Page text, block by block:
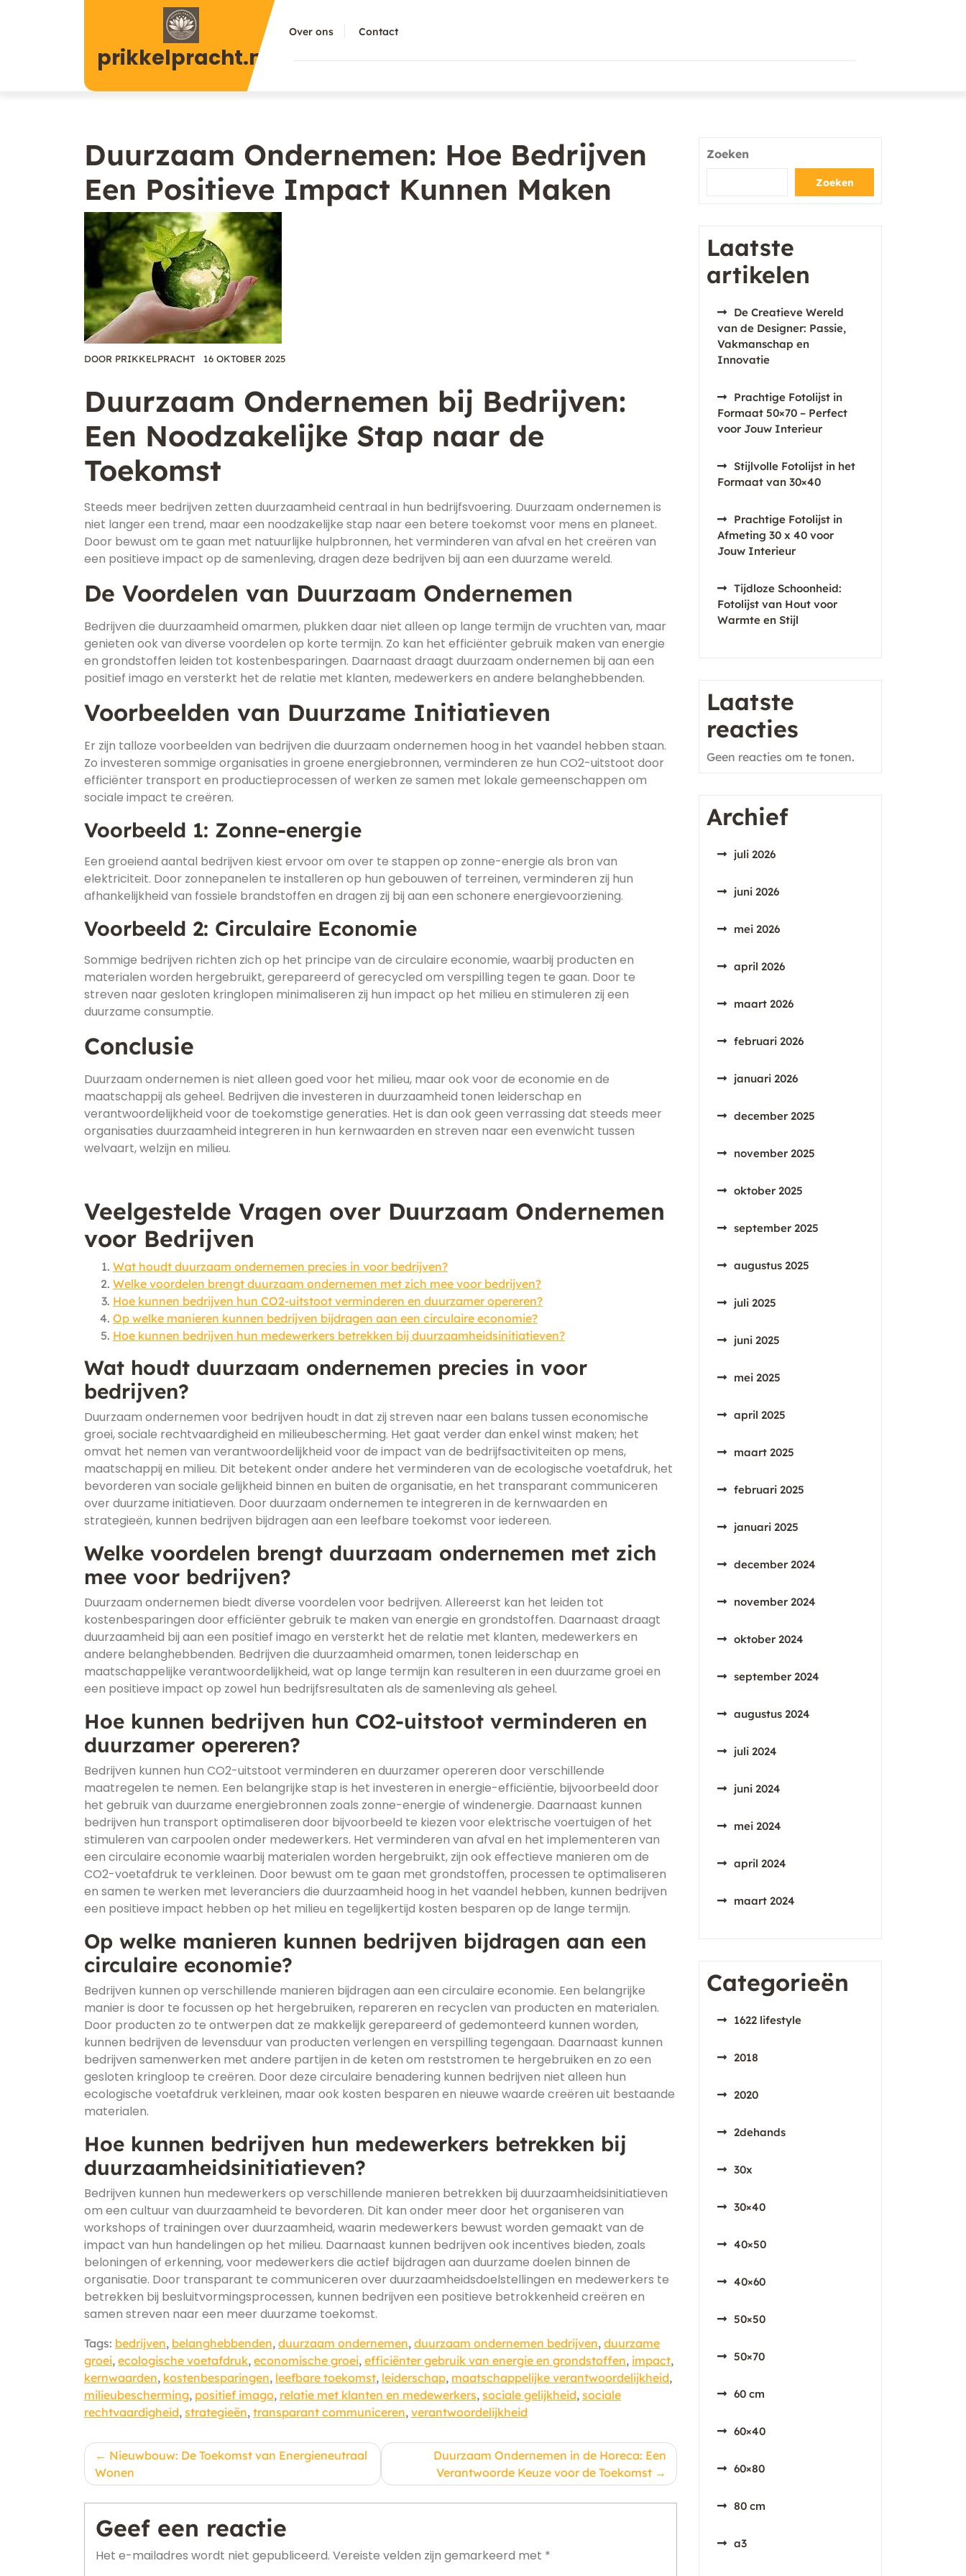
prikkelpracht.nl
Over ons Contact
Duurzaam Ondernemen: Hoe Bedrijven
Een Positieve Impact Kunnen Maken
DOOR PRIKKELPRACHT 16 OKTOBER 2025
Duurzaam Ondernemen bij Bedrijven:
Een Noodzakelijke Stap naar de
Toekomst
Steeds meer bedrijven zetten duurzaamheid centraal in hun bedrijfsvoering. Duurzaam ondernemen is
niet langer een trend, maar een noodzakelijke stap naar een betere toekomst voor mens en planeet.
Door bewust om te gaan met natuurlijke hulpbronnen, het verminderen van afval en het creëren van
een positieve impact op de samenleving, dragen deze bedrijven bij aan een duurzame wereld.
De Voordelen van Duurzaam Ondernemen
Bedrijven die duurzaamheid omarmen, plukken daar niet alleen op lange termijn de vruchten van, maar
genieten ook van diverse voordelen op korte termijn. Zo kan het efficiënter gebruik maken van energie
en grondstoffen leiden tot kostenbesparingen. Daarnaast draagt duurzaam ondernemen bij aan een
positief imago en versterkt het de relatie met klanten, medewerkers en andere belanghebbenden.
Voorbeelden van Duurzame Initiatieven
Er zijn talloze voorbeelden van bedrijven die duurzaam ondernemen hoog in het vaandel hebben staan.
Zo investeren sommige organisaties in groene energiebronnen, verminderen ze hun CO2-uitstoot door
efficiënter transport en productieprocessen of werken ze samen met lokale gemeenschappen om
sociale impact te creëren.
Voorbeeld 1: Zonne-energie
Een groeiend aantal bedrijven kiest ervoor om over te stappen op zonne-energie als bron van
elektriciteit. Door zonnepanelen te installeren op hun gebouwen of terreinen, verminderen zij hun
afhankelijkheid van fossiele brandstoffen en dragen zij bij aan een schonere energievoorziening.
Voorbeeld 2: Circulaire Economie
Sommige bedrijven richten zich op het principe van de circulaire economie, waarbij producten en
materialen worden hergebruikt, gerepareerd of gerecycled om verspilling tegen te gaan. Door te
streven naar gesloten kringlopen minimaliseren zij hun impact op het milieu en stimuleren zij een
duurzame consumptie.
Conclusie
Duurzaam ondernemen is niet alleen goed voor het milieu, maar ook voor de economie en de
maatschappij als geheel. Bedrijven die investeren in duurzaamheid tonen leiderschap en
verantwoordelijkheid voor de toekomstige generaties. Het is dan ook geen verrassing dat steeds meer
organisaties duurzaamheid integreren in hun kernwaarden en streven naar een evenwicht tussen
welvaart, welzijn en milieu.
Veelgestelde Vragen over Duurzaam Ondernemen
voor Bedrijven
Wat houdt duurzaam ondernemen precies in voor bedrijven?
Welke voordelen brengt duurzaam ondernemen met zich mee voor bedrijven?
Hoe kunnen bedrijven hun CO2-uitstoot verminderen en duurzamer opereren?
Op welke manieren kunnen bedrijven bijdragen aan een circulaire economie?
Hoe kunnen bedrijven hun medewerkers betrekken bij duurzaamheidsinitiatieven?
Wat houdt duurzaam ondernemen precies in voor
bedrijven?
Duurzaam ondernemen voor bedrijven houdt in dat zij streven naar een balans tussen economische
groei, sociale rechtvaardigheid en milieubescherming. Het gaat verder dan enkel winst maken; het
omvat het nemen van verantwoordelijkheid voor de impact van de bedrijfsactiviteiten op mens,
maatschappij en milieu. Dit betekent onder andere het verminderen van de ecologische voetafdruk, het
bevorderen van sociale gelijkheid binnen en buiten de organisatie, en het transparant communiceren
over duurzame initiatieven. Door duurzaam ondernemen te integreren in de kernwaarden en
strategieën, kunnen bedrijven bijdragen aan een leefbare toekomst voor iedereen.
Welke voordelen brengt duurzaam ondernemen met zich
mee voor bedrijven?
Duurzaam ondernemen biedt diverse voordelen voor bedrijven. Allereerst kan het leiden tot
kostenbesparingen door efficiënter gebruik te maken van energie en grondstoffen. Daarnaast draagt
duurzaamheid bij aan een positief imago en versterkt het de relatie met klanten, medewerkers en
andere belanghebbenden. Bedrijven die duurzaamheid omarmen, tonen leiderschap en
maatschappelijke verantwoordelijkheid, wat op lange termijn kan resulteren in een duurzame groei en
een positieve impact op zowel hun bedrijfsresultaten als de samenleving als geheel.
Hoe kunnen bedrijven hun CO2-uitstoot verminderen en
duurzamer opereren?
Bedrijven kunnen hun CO2-uitstoot verminderen en duurzamer opereren door verschillende
maatregelen te nemen. Een belangrijke stap is het investeren in energie-efficiëntie, bijvoorbeeld door
het gebruik van duurzame energiebronnen zoals zonne-energie of windenergie. Daarnaast kunnen
bedrijven hun transport optimaliseren door bijvoorbeeld te kiezen voor elektrische voertuigen of het
stimuleren van carpoolen onder medewerkers. Het verminderen van afval en het implementeren van
een circulaire economie waarbij materialen worden hergebruikt, zijn ook effectieve manieren om de
CO2-voetafdruk te verkleinen. Door bewust om te gaan met grondstoffen, processen te optimaliseren
en samen te werken met leveranciers die duurzaamheid hoog in het vaandel hebben, kunnen bedrijven
een positieve impact hebben op het milieu en tegelijkertijd kosten besparen op de lange termijn.
Op welke manieren kunnen bedrijven bijdragen aan een
circulaire economie?
Bedrijven kunnen op verschillende manieren bijdragen aan een circulaire economie. Een belangrijke
manier is door te focussen op het hergebruiken, repareren en recyclen van producten en materialen.
Door producten zo te ontwerpen dat ze makkelijk gerepareerd of gedemonteerd kunnen worden,
kunnen bedrijven de levensduur van producten verlengen en verspilling tegengaan. Daarnaast kunnen
bedrijven samenwerken met andere partijen in de keten om reststromen te hergebruiken en zo een
gesloten kringloop te creëren. Door deze circulaire benadering kunnen bedrijven niet alleen hun
ecologische voetafdruk verkleinen, maar ook kosten besparen en nieuwe waarde creëren uit bestaande
materialen.
Hoe kunnen bedrijven hun medewerkers betrekken bij
duurzaamheidsinitiatieven?
Bedrijven kunnen hun medewerkers op verschillende manieren betrekken bij duurzaamheidsinitiatieven
om een cultuur van duurzaamheid te bevorderen. Dit kan onder meer door het organiseren van
workshops of trainingen over duurzaamheid, waarin medewerkers bewust worden gemaakt van de
impact van hun handelingen op het milieu. Daarnaast kunnen bedrijven ook incentives bieden, zoals
beloningen of erkenning, voor medewerkers die actief bijdragen aan duurzame doelen binnen de
organisatie. Door transparant te communiceren over duurzaamheidsdoelstellingen en medewerkers te
betrekken bij besluitvormingsprocessen, kunnen bedrijven een positieve betrokkenheid creëren en
samen streven naar een meer duurzame toekomst.
Tags: bedrijven, belanghebbenden, duurzaam ondernemen, duurzaam ondernemen bedrijven, duurzame
groei, ecologische voetafdruk, economische groei, efficiënter gebruik van energie en grondstoffen, impact,
kernwaarden, kostenbesparingen, leefbare toekomst, leiderschap, maatschappelijke verantwoordelijkheid,
milieubescherming, positief imago, relatie met klanten en medewerkers, sociale gelijkheid, sociale
rechtvaardigheid, strategieën, transparant communiceren, verantwoordelijkheid
Berichtnavigatie
Nieuwbouw: De Toekomst van Energieneutraal
Wonen
Duurzaam Ondernemen in de Horeca: Een
Verantwoorde Keuze voor de Toekomst
Geef een reactie
Het e-mailadres wordt niet gepubliceerd. Vereiste velden zijn gemarkeerd met *
Zoeken
Zoeken
Laatste
artikelen
De Creatieve Wereld
van de Designer: Passie,
Vakmanschap en
Innovatie
Prachtige Fotolijst in
Formaat 50×70 – Perfect
voor Jouw Interieur
Stijlvolle Fotolijst in het
Formaat van 30×40
Prachtige Fotolijst in
Afmeting 30 x 40 voor
Jouw Interieur
Tijdloze Schoonheid:
Fotolijst van Hout voor
Warmte en Stijl
Laatste
reacties
Geen reacties om te tonen.
Archief
juli 2026
juni 2026
mei 2026
april 2026
maart 2026
februari 2026
januari 2026
december 2025
november 2025
oktober 2025
september 2025
augustus 2025
juli 2025
juni 2025
mei 2025
april 2025
maart 2025
februari 2025
januari 2025
december 2024
november 2024
oktober 2024
september 2024
augustus 2024
juli 2024
juni 2024
mei 2024
april 2024
maart 2024
Categorieën
1622 lifestyle
2018
2020
2dehands
30x
30×40
40×50
40×60
50×50
50×70
60 cm
60×40
60×80
80 cm
a3